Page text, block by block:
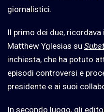
giornalistici.
Il primo dei due,
Matthew Yglesias su
inchiesta, che ha potuto
episodi controversi e
presidente e ai suoi
In secondo luogo, gli